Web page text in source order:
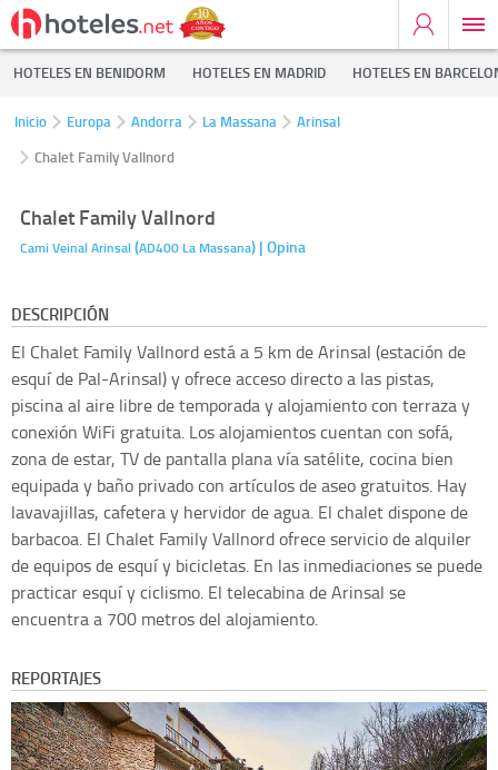
HOTELES EN BENIDORM HOTELES EN MADRID HOTELES EN
Inicio Europa Andorra La Massana
Arinsal
Chalet Family Vallnord
Chalet Family Vallnord
Cami VeinalArinsal(AD400 La Massana) | Opina
DESCRIPCIÓN
El Chalet Family Vallnord está a 5 km de Arinsal (estación de
esquí de Pal-Arinsal) y ofrece acceso directo a las pistas,
piscina al aire libre de temporada y alojamiento con terraza y
conexión WiFi gratuita. Los alojamientos cuentan con sofá,
zona de estar, TV de pantalla plana vía satélite, cocina bien
equipada y baño privado con artículos de aseo gratuitos. Hay
lavavajillas, cafetera y hervidor de agua. El chalet dispone de
barbacoa. El Chalet Family Vallnord ofrece servicio de alquiler
de equipos de esquí y bicicletas. En las inmediaciones se puede
practicar esquí y ciclismo. El telecabina de Arinsal se
encuentra a 700 metros del alojamiento.
REPORTAJES